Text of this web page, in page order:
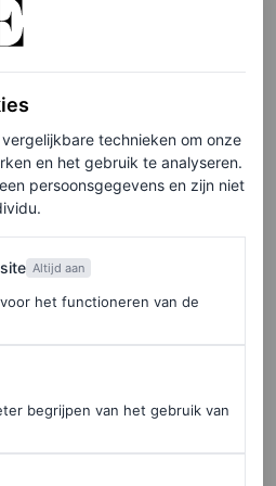
de dader heeft zijn hele
geen strafblad en is niet
met politie of justitie, en hij
persoonlijkheid.” In de
de vierentwintigjarige student
zonder consent zich
een vrouw, wordt in de
aangepakt. Niet
is (of valt onder een
technieken om onze
en het gebruik te analyseren.
persoonsgegevens en zijn niet
Altijd aan
het functioneren van de
begrijpen van het gebruik van